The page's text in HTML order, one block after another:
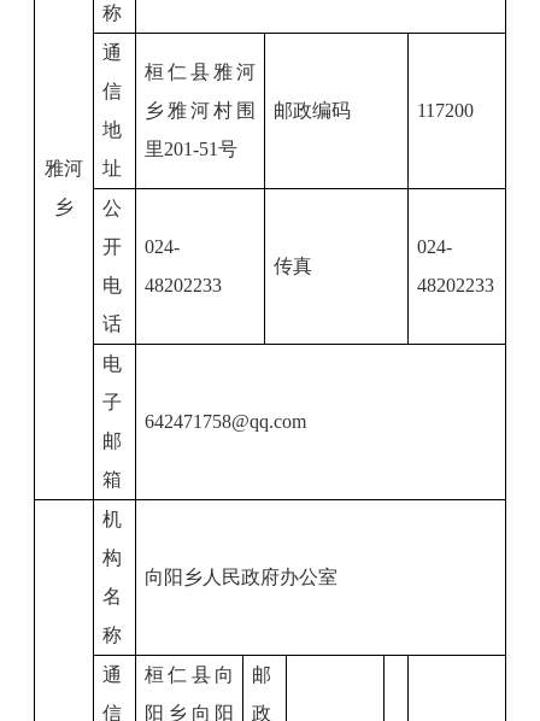
雅河
乡
称
通
信
地
址
桓仁县雅河
乡雅河村围
里201-51号
邮政编码 117200
公
开
电
话
024-
48202233
传真
024-
48202233
电
子
邮
箱
642471758@qq.com
机
构
名
称
向阳乡人民政府办公室
通
信
桓仁县向
阳乡向阳
邮
政